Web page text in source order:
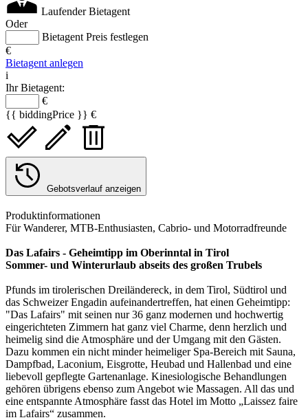
Laufender Bietagent
Oder
Bietagent Preis festlegen
€
Bietagent anlegen
i
Ihr Bietagent:
€
{{ biddingPrice }} €
Gebotsverlauf anzeigen
Produktinformationen
Für Wanderer, MTB-Enthusiasten, Cabrio- und Motorradfreunde
Das Lafairs - Geheimtipp im Oberinntal in Tirol
Sommer- und Winterurlaub abseits des großen Trubels
Pfunds im tirolerischen Dreiländereck, in dem Tirol, Südtirol und
das Schweizer Engadin aufeinandertreffen, hat einen Geheimtipp:
"Das Lafairs" mit seinen nur 36 ganz modernen und hochwertig
eingerichteten Zimmern hat ganz viel Charme, denn herzlich und
heimelig sind die Atmosphäre und der Umgang mit den Gästen.
Dazu kommen ein nicht minder heimeliger Spa-Bereich mit Sauna,
Dampfbad, Laconium, Eisgrotte, Heubad und Hallenbad und eine
liebevoll gepflegte Gartenanlage. Kinesiologische Behandlungen
gehören übrigens ebenso zum Angebot wie Massagen. All das und
eine entspannte Atmosphäre fasst das Hotel im Motto „Laissez faire
im Lafairs“ zusammen.